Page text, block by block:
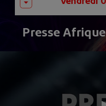
Presse Afrique